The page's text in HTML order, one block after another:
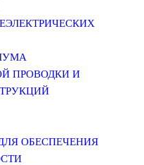
ПРОВОДКИ И
ОБЕСПЕЧЕНИЯ